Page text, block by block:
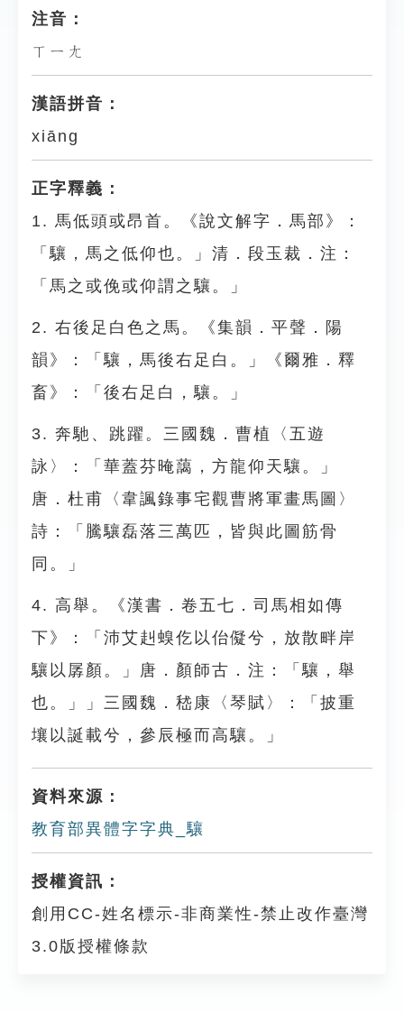
注音：
ㄒㄧㄤ
漢語拼音：
xiāng
正字釋義：
1. 馬低頭或昂首。《說文解字．馬部》：
「驤，馬之低仰也。」清．段玉裁．注：
「馬之或俛或仰謂之驤。」
2. 右後足白色之馬。《集韻．平聲．陽
韻》：「驤，馬後右足白。」《爾雅．釋
畜》：「後右足白，驤。」
3. 奔馳、跳躍。三國魏．曹植〈五遊
詠〉：「華蓋芬晻藹，方龍仰天驤。」
唐．杜甫〈韋諷錄事宅觀曹將軍畫馬圖〉
詩：「騰驤磊落三萬匹，皆與此圖筋骨
同。」
4. 高舉。《漢書．卷五七．司馬相如傳
下》：「沛艾赳螑仡以佁儗兮，放散畔岸
驤以孱顏。」唐．顏師古．注：「驤，舉
也。」」三國魏．嵇康〈琴賦〉：「披重
壤以誕載兮，參辰極而高驤。」
資料來源：
教育部異體字字典_驤
授權資訊：
創用CC-姓名標示-非商業性-禁止改作臺灣
3.0版授權條款